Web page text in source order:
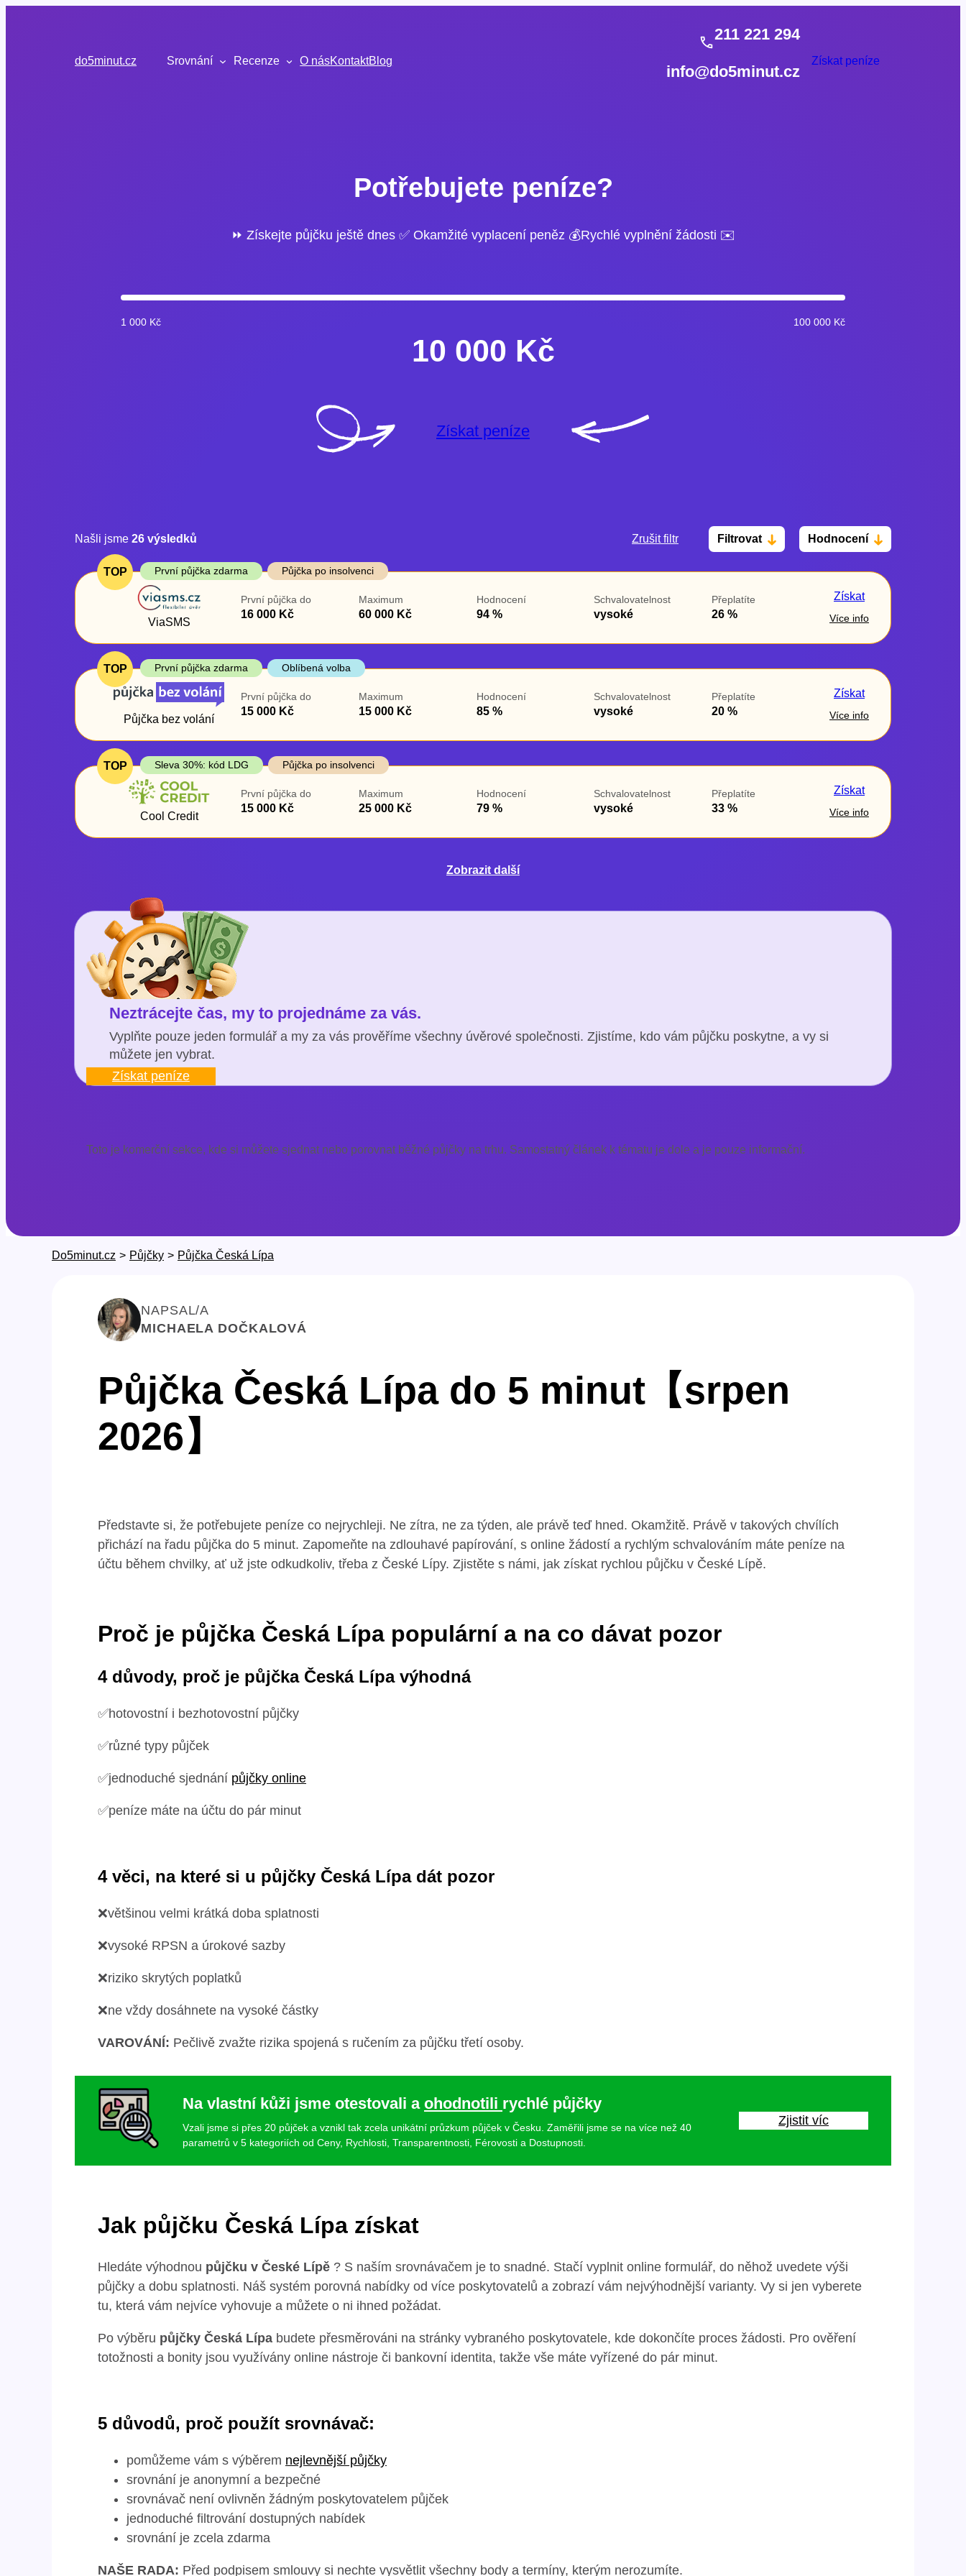
do5minut.cz
Srovnání Recenze O násKontaktBlog
211 221 294
info@do5minut.cz
Získat peníze
Potřebujete peníze?
⏩ Získejte půjčku ještě dnes ✅ Okamžité vyplacení peněz 💰Rychlé vyplnění žádosti ✉️
1 000 Kč 100 000 Kč
10 000 Kč
Získat peníze
Zrušit filtr Filtrovat Hodnocení
Cena
Od
První půjčka zdarma
ano
Našli jsme 26 výsledků
TOP První půjčka zdarma Půjčka po insolvenci
ViaSMS
První půjčka do
16 000 Kč
Maximum
60 000 Kč
Hodnocení
94 %
Schvalovatelnost
vysoké
Přeplatíte
26 %
Získat
Více info
TOP První půjčka zdarma Oblíbená volba
Půjčka bez volání
První půjčka do
15 000 Kč
Maximum
15 000 Kč
Hodnocení
85 %
Schvalovatelnost
vysoké
Přeplatíte
20 %
Získat
Více info
TOP Sleva 30%: kód LDG Půjčka po insolvenci
Cool Credit
První půjčka do
15 000 Kč
Maximum
25 000 Kč
Hodnocení
79 %
Schvalovatelnost
vysoké
Přeplatíte
33 %
Získat
Více info
Zobrazit další
Neztrácejte čas, my to projednáme za vás.
Vyplňte pouze jeden formulář a my za vás prověříme všechny úvěrové společnosti. Zjistíme, kdo vám půjčku poskytne, a vy si
můžete jen vybrat.
Získat peníze
Toto je komerční sekce, kde si můžete sjednat nebo porovnat běžné půjčky na trhu. Samostatný článek k tématu je dole a je pouze informační.
Do5minut.cz > Půjčky > Půjčka Česká Lípa
NAPSAL/A
MICHAELA DOČKALOVÁ
Půjčka Česká Lípa do 5 minut【srpen
2026】
Představte si, že potřebujete peníze co nejrychleji. Ne zítra, ne za týden, ale právě teď hned. Okamžitě. Právě v takových chvílích
přichází na řadu půjčka do 5 minut. Zapomeňte na zdlouhavé papírování, s online žádostí a rychlým schvalováním máte peníze na
účtu během chvilky, ať už jste odkudkoliv, třeba z České Lípy. Zjistěte s námi, jak získat rychlou půjčku v České Lípě.
Proč je půjčka Česká Lípa populární a na co dávat pozor
4 důvody, proč je půjčka Česká Lípa výhodná
✅hotovostní i bezhotovostní půjčky
✅různé typy půjček
✅jednoduché sjednání půjčky online
✅peníze máte na účtu do pár minut
4 věci, na které si u půjčky Česká Lípa dát pozor
❌většinou velmi krátká doba splatnosti
❌vysoké RPSN a úrokové sazby
❌riziko skrytých poplatků
❌ne vždy dosáhnete na vysoké částky
VAROVÁNÍ: Pečlivě zvažte rizika spojená s ručením za půjčku třetí osoby.
Na vlastní kůži jsme otestovali a ohodnotili rychlé půjčky
Vzali jsme si přes 20 půjček a vznikl tak zcela unikátní průzkum půjček v Česku. Zaměřili jsme se na více než 40
parametrů v 5 kategoriích od Ceny, Rychlosti, Transparentnosti, Férovosti a Dostupnosti.
Zjistit víc
Jak půjčku Česká Lípa získat
Hledáte výhodnou půjčku v České Lípě ? S naším srovnávačem je to snadné. Stačí vyplnit online formulář, do něhož uvedete výši
půjčky a dobu splatnosti. Náš systém porovná nabídky od více poskytovatelů a zobrazí vám nejvýhodnější varianty. Vy si jen vyberete
tu, která vám nejvíce vyhovuje a můžete o ni ihned požádat.
Po výběru půjčky Česká Lípa budete přesměrováni na stránky vybraného poskytovatele, kde dokončíte proces žádosti. Pro ověření
totožnosti a bonity jsou využívány online nástroje či bankovní identita, takže vše máte vyřízené do pár minut.
5 důvodů, proč použít srovnávač:
pomůžeme vám s výběrem nejlevnější půjčky
srovnání je anonymní a bezpečné
srovnávač není ovlivněn žádným poskytovatelem půjček
jednoduché filtrování dostupných nabídek
srovnání je zcela zdarma
NAŠE RADA: Před podpisem smlouvy si nechte vysvětlit všechny body a termíny, kterým nerozumíte.